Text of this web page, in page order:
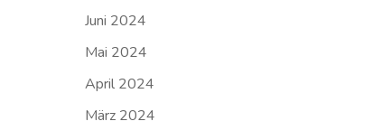
Juni 2024
Mai 2024
April 2024
März 2024